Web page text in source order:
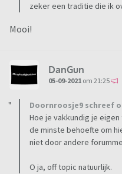
zeker een traditie die ik
Mooi!
DanGun
05-09-2021 om 21:25
Doornroosje9 schreef
Hoe je vakkundig je
de minste behoefte om
niet door andere
O ja, off topic natuurlijk.